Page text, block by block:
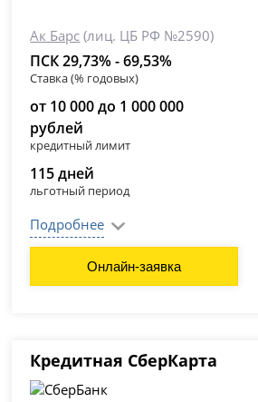
Ак Барс (лиц. ЦБ РФ №2590)
ПСК 29,73% - 69,53%
Ставка (% годовых)
от 10 000 до 1 000 000
рублей
кредитный лимит
115 дней
льготный период
Подробнее
Онлайн-заявка
Кредитная СберКарта